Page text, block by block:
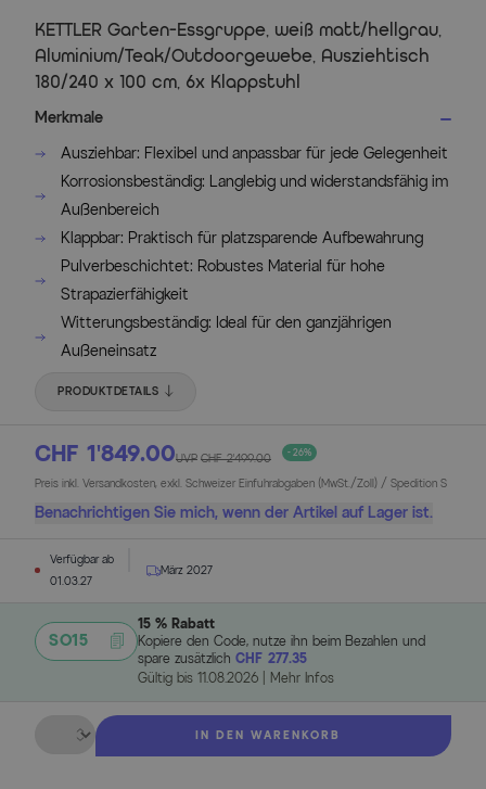
KETTLER Garten-Essgruppe, weiß matt/hellgrau,
Aluminium/Teak/Outdoorgewebe, Ausziehtisch
180/240 x 100 cm, 6x Klappstuhl
Merkmale
Ausziehbar: Flexibel und anpassbar für jede Gelegenheit
Korrosionsbeständig: Langlebig und widerstandsfähig im
Außenbereich
Klappbar: Praktisch für platzsparende Aufbewahrung
Pulverbeschichtet: Robustes Material für hohe
Strapazierfähigkeit
Witterungsbeständig: Ideal für den ganzjährigen
Außeneinsatz
PRODUKTDETAILS
CHF 1’849.00UVP CHF 2’499.00 - 26%
Preis inkl. Versandkosten, exkl. Schweizer Einfuhrabgaben (MwSt./Zoll) / Spedition S
Benachrichtigen Sie mich, wenn der Artikel auf Lager ist.
Verfügbar ab
01.03.27
März 2027
SO15
15 % Rabatt
Kopiere den Code, nutze ihn beim Bezahlen und
spare zusätzlich CHF 277.35
Gültig bis 11.08.2026 Mehr Infos
Menge
IN DEN WARENKORB